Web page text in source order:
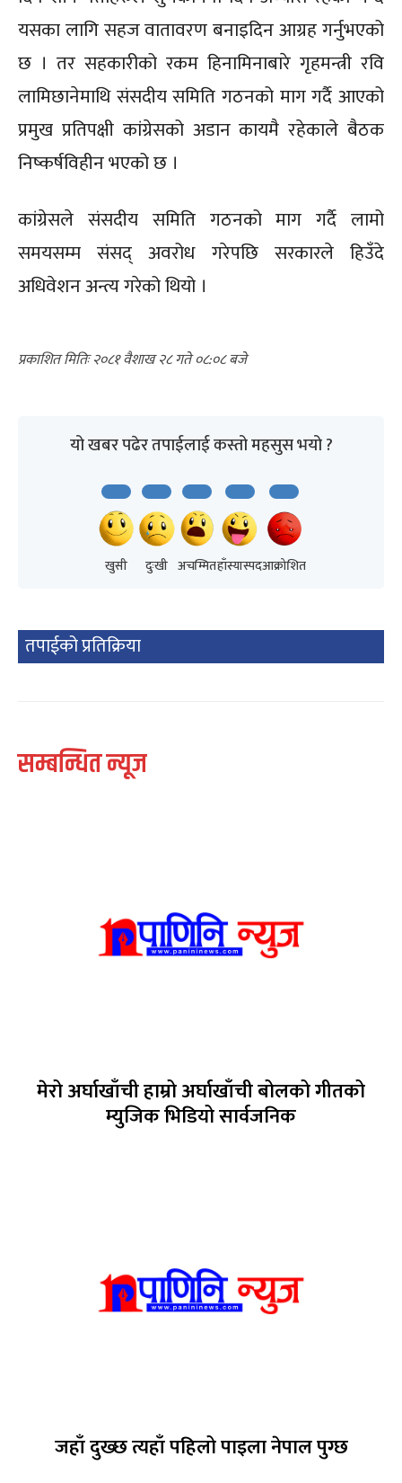
यसका लागि सहज वातावरण बनाइदिन आग्रह गर्नुभएको
छ । तर सहकारीको रकम हिनामिनाबारे गृहमन्त्री रवि
लामिछानेमाथि संसदीय समिति गठनको माग गर्दै आएको
प्रमुख प्रतिपक्षी कांग्रेसको अडान कायमै रहेकाले बैठक
निष्कर्षविहीन भएको छ ।
कांग्रेसले संसदीय समिति गठनको माग गर्दै लामो
समयसम्म संसद् अवरोध गरेपछि सरकारले हिउँदे
अधिवेशन अन्त्य गरेको थियो ।
२०८१ वैशाख २८ गते ०८:०८
यो खबर पढेर तपाईलाई कस्तो महसुस भयो ?
खुसी दुःखी अचम्मितहाँस्यास्पदआक्रोशित
तपाईको प्रतिक्रिया
सम्बन्धित न्यूज
मेरो अर्घाखाँची हाम्रो अर्घाखाँची बोलको गीतको
म्युजिक भिडियो सार्वजनिक
जहाँ दुख्छ त्यहाँ पहिलो पाइला नेपाल पुग्छ